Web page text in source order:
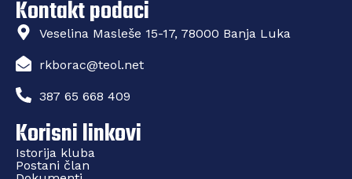
Kontakt podaci
Veselina Masleše 15-17, 78000 Banja Luka
rkborac@teol.net
387 65 668 409
Korisni linkovi
Istorija kluba
Postani član